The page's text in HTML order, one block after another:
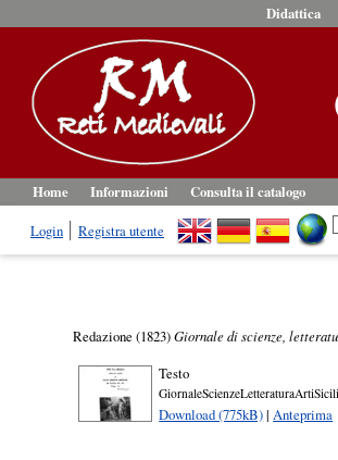
Didattica
Home Informazioni
Consulta il catalogo
Login
Registra utente
Redazione (1823)Giornale di scienze,
Testo
Download (775kB)| Anteprima